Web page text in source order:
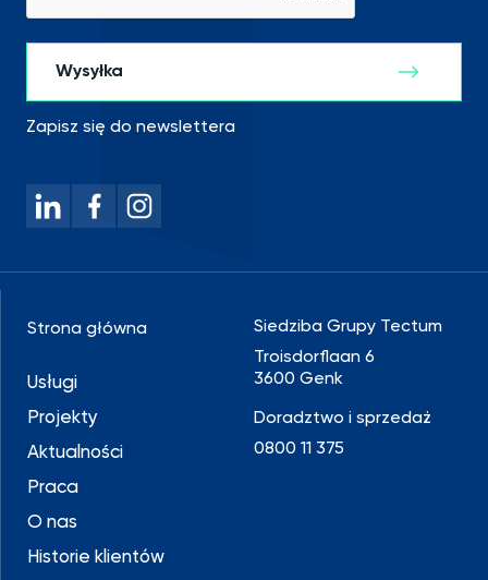
Zapisz się do newslettera
Strona główna
Usługi
Projekty
Aktualności
Praca
O nas
Historie klientów
Siedziba Grupy Tectum
Troisdorflaan 6
3600 Genk
Doradztwo i sprzedaż
0800 11 375